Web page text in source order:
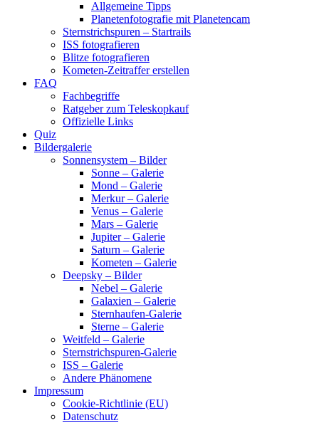
Allgemeine Tipps
Planetenfotografie mit Planetencam
Sternstrichspuren – Startrails
ISS fotografieren
Blitze fotografieren
Kometen-Zeitraffer erstellen
FAQ
Fachbegriffe
Ratgeber zum Teleskopkauf
Offizielle Links
Quiz
Bildergalerie
Sonnensystem – Bilder
Sonne – Galerie
Mond – Galerie
Merkur – Galerie
Venus – Galerie
Mars – Galerie
Jupiter – Galerie
Saturn – Galerie
Kometen – Galerie
Deepsky – Bilder
Nebel – Galerie
Galaxien – Galerie
Sternhaufen-Galerie
Sterne – Galerie
Weitfeld – Galerie
Sternstrichspuren-Galerie
ISS – Galerie
Andere Phänomene
Impressum
Cookie-Richtlinie (EU)
Datenschutz